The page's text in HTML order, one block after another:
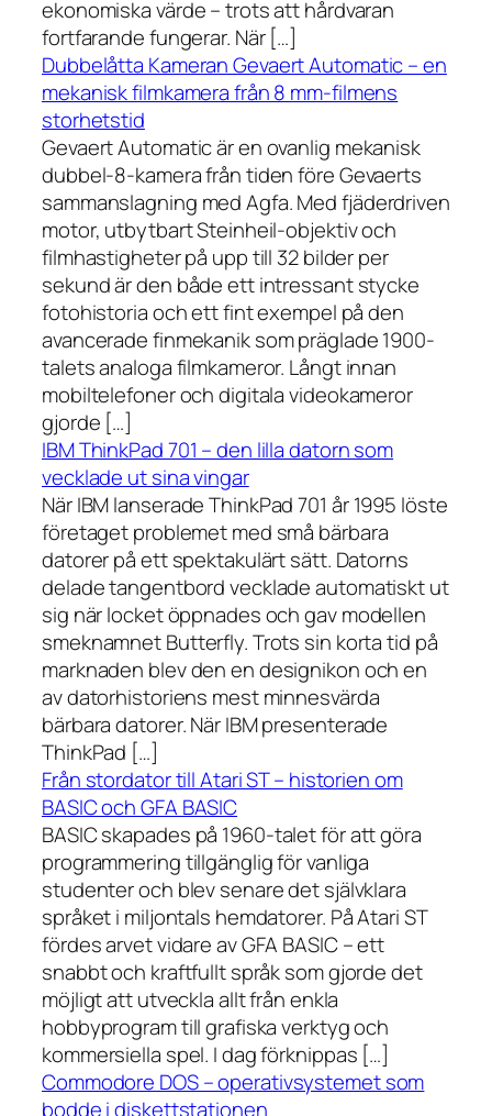
ekonomiska värde – trots att hårdvaran
fortfarande fungerar. När […]
Dubbelåtta Kameran Gevaert Automatic – en
mekanisk filmkamera från 8 mm-filmens
storhetstid
Gevaert Automatic är en ovanlig mekanisk
dubbel-8-kamera från tiden före Gevaerts
sammanslagning med Agfa. Med fjäderdriven
motor, utbytbart Steinheil-objektiv och
filmhastigheter på upp till 32 bilder per
sekund är den både ett intressant stycke
fotohistoria och ett fint exempel på den
avancerade finmekanik som präglade 1900-
talets analoga filmkameror. Långt innan
mobiltelefoner och digitala videokameror
gjorde […]
IBM ThinkPad 701 – den lilla datorn som
vecklade ut sina vingar
När IBM lanserade ThinkPad 701 år 1995 löste
företaget problemet med små bärbara
datorer på ett spektakulärt sätt. Datorns
delade tangentbord vecklade automatiskt ut
sig när locket öppnades och gav modellen
smeknamnet Butterfly. Trots sin korta tid på
marknaden blev den en designikon och en
av datorhistoriens mest minnesvärda
bärbara datorer. När IBM presenterade
ThinkPad […]
Från stordator till Atari ST – historien om
BASIC och GFA BASIC
BASIC skapades på 1960-talet för att göra
programmering tillgänglig för vanliga
studenter och blev senare det självklara
språket i miljontals hemdatorer. På Atari ST
fördes arvet vidare av GFA BASIC – ett
snabbt och kraftfullt språk som gjorde det
möjligt att utveckla allt från enkla
hobbyprogram till grafiska verktyg och
kommersiella spel. I dag förknippas […]
Commodore DOS – operativsystemet som
bodde i diskettstationen